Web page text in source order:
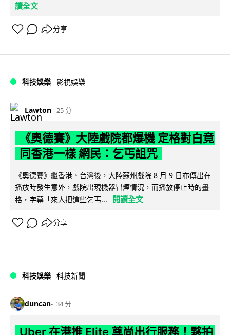
讀全文
分享
科技娛樂 影視娛樂
Lawton 25 分
《奧德賽》大陸戲院都爆機 定格對白竟
同香港一樣 網民：乞丐詛咒
《奧德賽》繼香港、台灣後，大陸蘇州戲院 8 月 9 日亦傳出在
播放時發生意外，戲院出現機器冒煙情況，而播放停止時的畫
格，字幕「來人把這些乞丐...
閱讀全文
分享
科技娛樂 科技新聞
duncan 34 分
Uber 在港推 Elite 尊尚出行服務！夥拍